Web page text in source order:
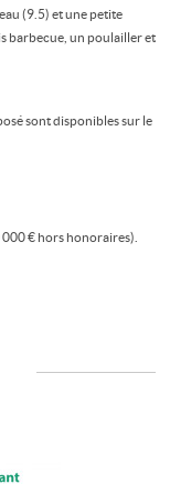
(9.5) et une petite
barbecue, un poulailler et
sont disponibles sur le
€ hors honoraires).